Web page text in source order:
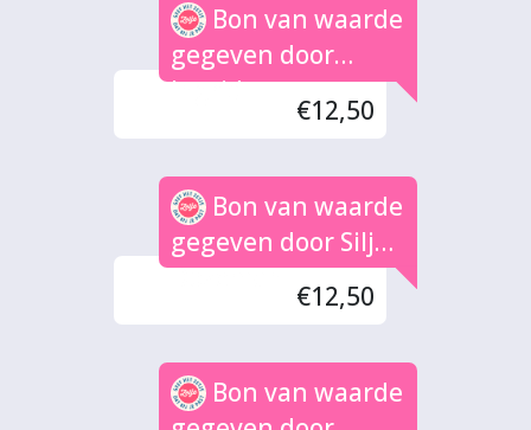
Bon van waarde
gegeven door
Ingrid
€12,50
Bon van waarde
gegeven door Silja
Dozeman
€12,50
Bon van waarde